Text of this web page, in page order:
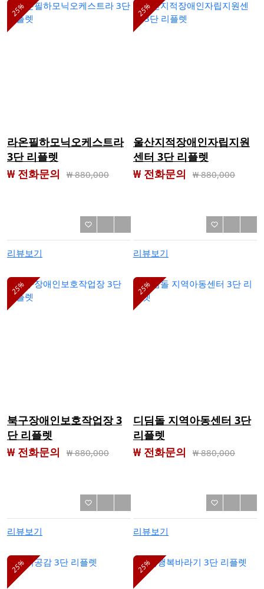
25%
라온필하모닉오케스트라
3단 리플렛
₩ 전화문의
₩880,000
리뷰보기
25%
울산지적장애인자립지원
센터 3단 리플렛
₩ 전화문의
₩880,000
리뷰보기
25%
북구장애인보호작업장 3
단 리플렛
₩ 전화문의
₩880,000
리뷰보기
25%
디딤돌 지역아동센터 3단
리플렛
₩ 전화문의
₩880,000
리뷰보기
25% 25%